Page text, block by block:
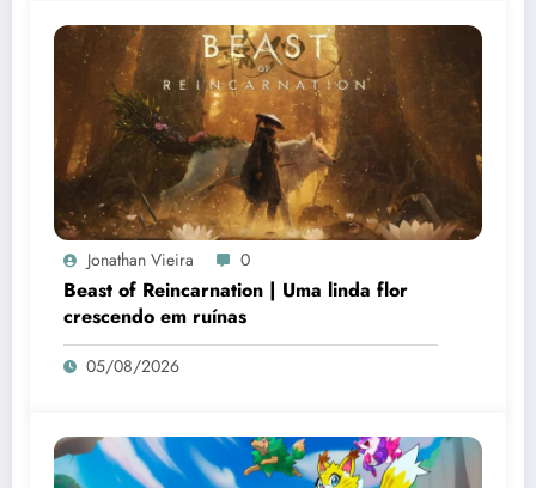
Jonathan Vieira 0
Beast of Reincarnation | Uma linda flor
crescendo em ruínas
05/08/2026